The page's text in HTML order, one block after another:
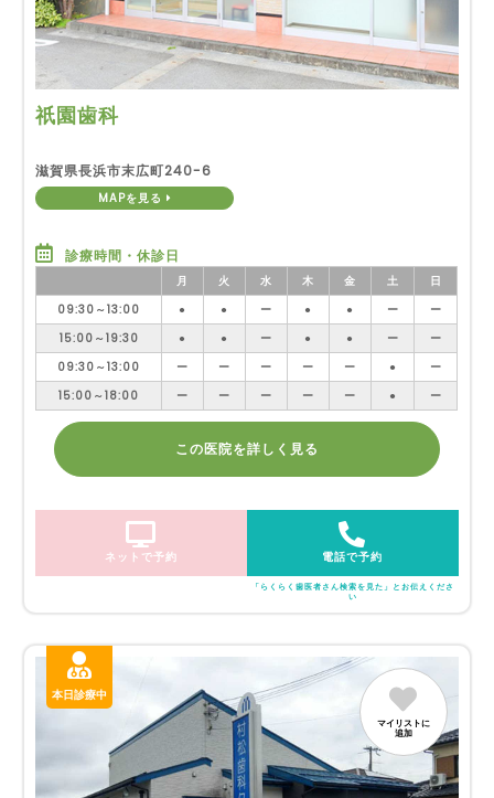
祇園歯科
滋賀県長浜市末広町240-6
MAPを見る
診療時間・休診日
月 火 水 木 金 土
日
09:30～13:00
● ● ー ● ● ー
ー
15:00～19:30
● ● ー ● ● ー
ー
09:30～13:00
ー ー ー ー ー ●
ー
15:00～18:00
ー ー ー ー ー ● ー
この医院を詳しく見る
ネットで予約 電話で予約
「らくらく歯医者さん検索を見た」とお伝えくださ
い
本日診療中
マイリストに
追加